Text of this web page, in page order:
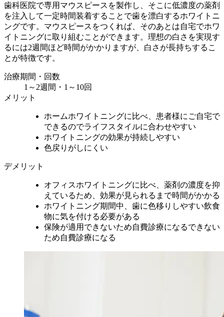
歯科医院で専用マウスピースを製作し、そこに低濃度の薬剤
を注入して一定時間装着することで歯を漂白するホワイトニ
ングです。マウスピースをつくれば、そのあとは自宅でホワ
イトニングに取り組むことができます。理想の白さを実現す
るには2週間ほど時間がかかりますが、白さが長持ちするこ
とが特徴です。
治療期間・回数
1～2週間・1～10回
メリット
ホームホワイトニングに比べ、患者様にご自宅で
できるのでライフスタイルに合わせやすい
ホワイトニングの効果が持続しやすい
色戻りがしにくい
デメリット
オフィスホワイトニングに比べ、薬剤の濃度を抑
えているため、効果が見られるまで時間がかかる
ホワイトニング期間中、歯に色移りしやすい飲食
物に気を付ける必要がある
保険が適用できないため自費診療になるできない
ため自費診療になる